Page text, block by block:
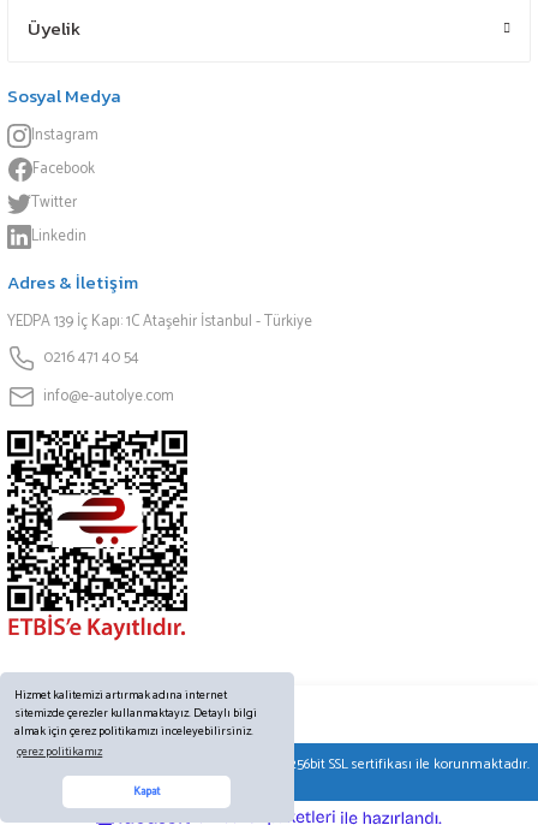
Hizmet kalitemizi artırmak adına internet
sitemizde çerezler kullanmaktayız. Detaylı bilgi
almak için çerez politikamızı inceleyebilirsiniz.
çerez politikamız
Kapat
Online Destek
Üyelik
Sosyal Medya
Instagram
Facebook
Twitter
Linkedin
Adres & İletişim
YEDPA 139 İç Kapı: 1C Ataşehir İstanbul - Türkiye
0216 471 40 54
info@e-autolye.com
© Tüm hakları saklıdır. Kredi kartı bilgileriniz 256bit SSL sertifikası ile korunmaktadır.
e-